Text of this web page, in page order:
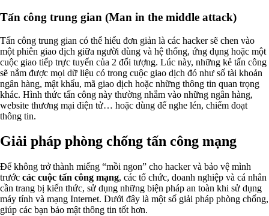
Tấn công trung gian (Man in the middle attack)
Tấn công trung gian có thể hiểu đơn giản là các hacker sẽ chen vào
một phiên giao dịch giữa người dùng và hệ thống, ứng dụng hoặc một
cuộc giao tiếp trực tuyến của 2 đối tượng. Lúc này, những kẻ tấn công
sẽ nắm được mọi dữ liệu có trong cuộc giao dịch đó như số tài khoản
ngân hàng, mật khẩu, mã giao dịch hoặc những thông tin quan trọng
khác. Hình thức tấn công này thường nhắm vào những ngân hàng,
website thương mại điện tử… hoặc dùng để nghe lén, chiếm đoạt
thông tin.
Giải pháp phòng chống tấn công mạng
Để không trở thành miếng “mồi ngon” cho hacker và bảo vệ mình
trước các cuộc tấn công mạng, các tổ chức, doanh nghiệp và cá nhân
cần trang bị kiến thức, sử dụng những biện pháp an toàn khi sử dụng
máy tính và mạng Internet. Dưới đây là một số giải pháp phòng chống,
giúp các bạn bảo mật thông tin tốt hơn.